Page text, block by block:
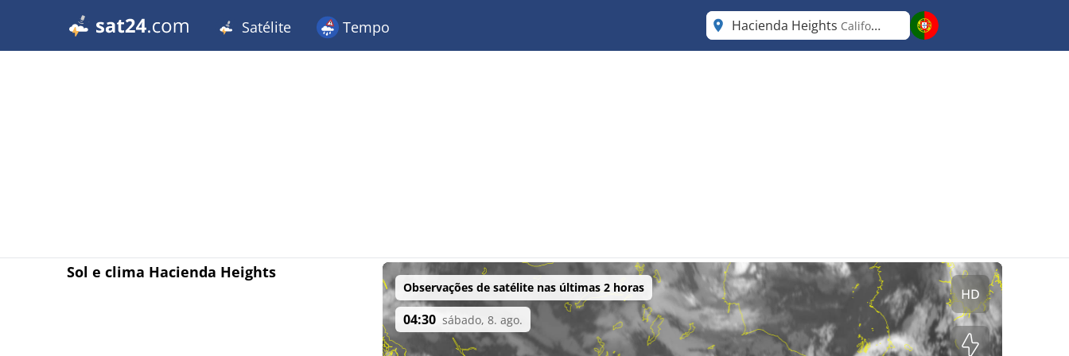
Satélite Tempo Hacienda Heights California
Sol e clima Hacienda Heights
Observações de satélite nas últimas 2 horas
04:30 sábado, 8. ago.